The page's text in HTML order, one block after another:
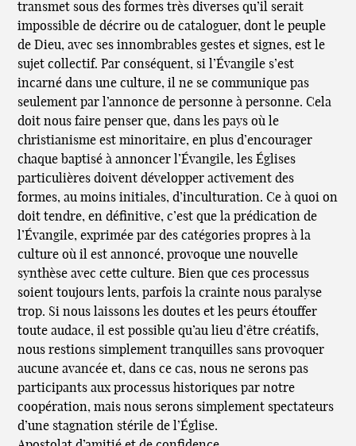
transmet sous des formes très diverses qu’il serait
impossible de décrire ou de cataloguer, dont le peuple
de Dieu, avec ses innombrables gestes et signes, est le
sujet collectif. Par conséquent, si l’Évangile s’est
incarné dans une culture, il ne se communique pas
seulement par l’annonce de personne à personne. Cela
doit nous faire penser que, dans les pays où le
christianisme est minoritaire, en plus d’encourager
chaque baptisé à annoncer l’Évangile, les Églises
particulières doivent développer activement des
formes, au moins initiales, d’inculturation. Ce à quoi on
doit tendre, en définitive, c’est que la prédication de
l’Évangile, exprimée par des catégories propres à la
culture où il est annoncé, provoque une nouvelle
synthèse avec cette culture. Bien que ces processus
soient toujours lents, parfois la crainte nous paralyse
trop. Si nous laissons les doutes et les peurs étouffer
toute audace, il est possible qu’au lieu d’être créatifs,
nous restions simplement tranquilles sans provoquer
aucune avancée et, dans ce cas, nous ne serons pas
participants aux processus historiques par notre
coopération, mais nous serons simplement spectateurs
d’une stagnation stérile de l’Église.